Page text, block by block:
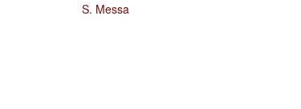
S. Messa